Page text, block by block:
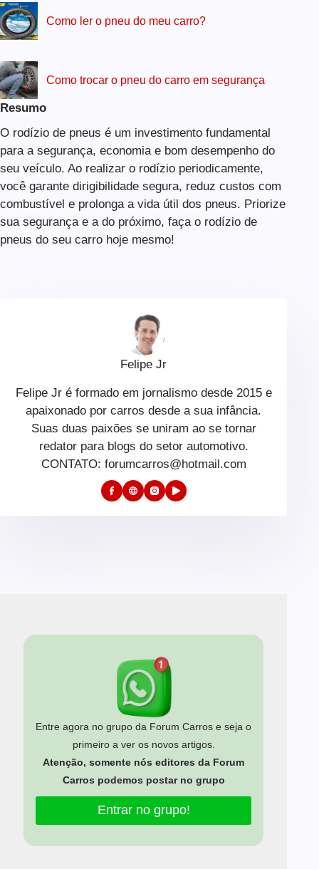
Como ler o pneu do meu carro?
Como trocar o pneu do carro em segurança
Resumo
O rodízio de pneus é um investimento fundamental
para a segurança, economia e bom desempenho do
seu veículo. Ao realizar o rodízio periodicamente,
você garante dirigibilidade segura, reduz custos com
combustível e prolonga a vida útil dos pneus. Priorize
sua segurança e a do próximo, faça o rodízio de
pneus do seu carro hoje mesmo!
Felipe Jr
Felipe Jr é formado em jornalismo desde 2015 e
apaixonado por carros desde a sua infância.
Suas duas paixões se uniram ao se tornar
redator para blogs do setor automotivo.
CONTATO: forumcarros@hotmail.com
Entre agora no grupo da Forum Carros e seja o
primeiro a ver os novos artigos.
Atenção, somente nós editores da Forum
Carros podemos postar no grupo
Entrar no grupo!